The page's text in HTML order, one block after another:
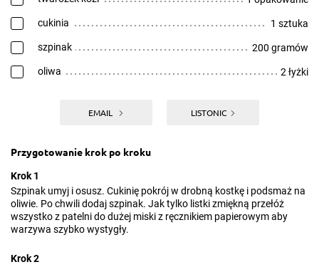
cukinia 1 sztuka
szpinak 200 gramów
oliwa 2 łyżki
EMAIL LISTONIC
Przygotowanie krok po kroku
Krok 1
Szpinak umyj i osusz. Cukinię pokrój w drobną kostkę i podsmaż na
oliwie. Po chwili dodaj szpinak. Jak tylko listki zmiękną przełóż
wszystko z patelni do dużej miski z ręcznikiem papierowym aby
warzywa szybko wystygły.
Krok 2